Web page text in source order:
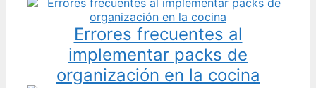
Errores frecuentes al
implementar packs de
organización en la cocina